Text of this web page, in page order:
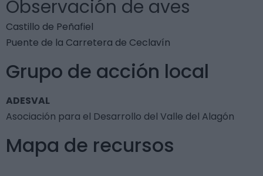
Observación de aves
Castillo de Peñafiel
Puente de la Carretera de Ceclavín
Grupo de acción local
ADESVAL
Asociación para el Desarrollo del Valle del Alagón
Mapa de recursos